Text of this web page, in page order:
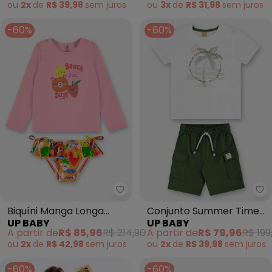
abril/2026 N/D*
março/2026
fevereiro/2026
ou 2x de R$ 39,98 sem juros ou 3x de R$ 31,98 sem juros
-60%
Up Baby - Biquíni Manga
Biquíni Manga Longa
Infantil Fps+50 (Rosa)
UP BABY
A partir deR$ 85,96R$ 214,90
ou 2x de R$ 42,98 sem juros
-60%
Conjunto Summer Time
Infantil Up Baby Branco
UP BABY
A partir deR$ 79,96R$
ou 2x de R$ 39,98 sem juros